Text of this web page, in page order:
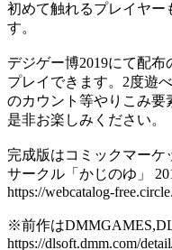
初めて触れるプレイヤー
す。
デジゲー博2019にて配
プレイできます。2度遊
のカウント等やりこみ要
是非お楽しみください。
完成版はコミックマーケ
サークル「かじのゆ」
https://webcatalog-
※前作は
https://dlsoft.dmm.com/